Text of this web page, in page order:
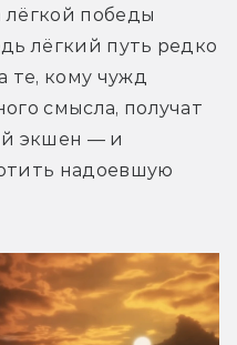
победы
лёгкий путь редко
те, кому чужд
смысла, получат
экшен — и
надоевшую